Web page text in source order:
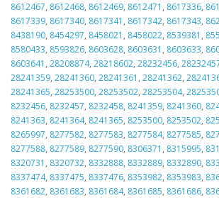
8612467, 8612468, 8612469, 8612471 , 8617336,
8617339, 8617340, 8617341 , 8617342, 8617343,
8438190, 8454297, 8458021 , 8458022, 8539381 ,
8580433, 8593826, 8603628, 8603631 , 8603633,
8603641 , 28208874, 28218602, 28232456,
28241359, 28241360, 28241361 , 28241362,
28241365, 28253500, 28253502, 28253504,
8232456, 8232457, 8232458, 8241359, 8241360,
8241363, 8241364, 8241365, 8253500, 8253502,
8265997, 8277582, 8277583, 8277584, 8277585,
8277588, 8277589, 8277590, 8306371 , 8315995,
8320731 , 8320732, 8332888, 8332889, 8332890,
8337474, 8337475, 8337476, 8353982, 8353983,
8361682, 8361683, 8361684, 8361685, 8361686,